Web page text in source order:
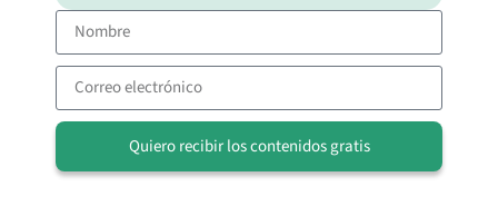
No obstante,en rupturas, subidas libres y caídas
libres,ayuda mucho
que este artículo te haya servido de ayuda. Y ya sabes,
si quieres aprender más pincha en el siguiente enlace
y únete a la comunidad.
Quiero recibir los contenidos gratis